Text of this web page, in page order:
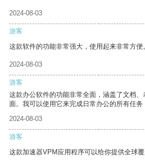
2024-08-03
游客
这款软件的功能非常强大，使用起来非常方便
2024-08-03
游客
这款办公软件的功能非常全面，涵盖了文档
面。我可以使用它来完成日常办公的所有任务
2024-08-03
游客
这款加速器VPM应用程序可以给你提供全球覆